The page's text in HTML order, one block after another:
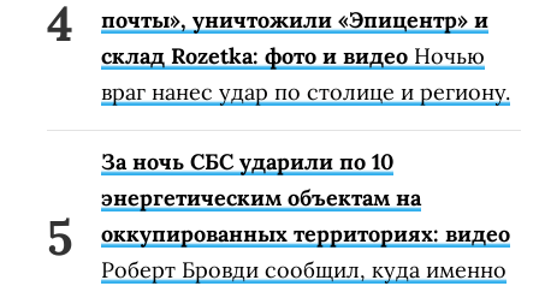
почты», уничтожили «Эпицентр» и
склад Rozetka: фото и видео Ночью
враг нанес удар по столице и региону.
За ночь СБС ударили по 10
энергетическим объектам на
оккупированных территориях: видео
Роберт Бровди сообщил, куда именно